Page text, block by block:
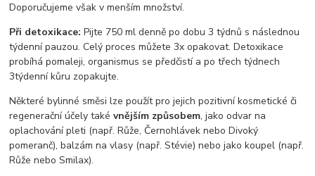
Doporučujeme však v menším množství.
Při detoxikace: Pijte 750 ml denně po dobu 3 týdnů s následnou
týdenní pauzou. Celý proces můžete 3x opakovat. Detoxikace
probíhá pomaleji, organismus se předčistí a po třech týdnech
3týdenní kůru zopakujte.
Některé bylinné směsi lze použít pro jejich pozitivní kosmetické či
regenerační účely takévnějším způsobem, jako odvar na
oplachování pleti (např. Růže, Černohlávek nebo Divoký
pomeranč), balzám na vlasy (např. Stévie) nebo jako koupel (např.
Růže nebo Smilax).